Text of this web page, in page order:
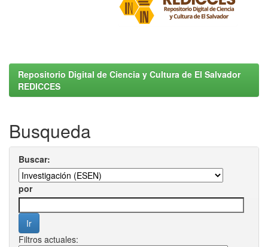
Repositorio Digital de Ciencia y Cultura de El Salvador
REDICCES
Busqueda
Buscar:
por
Filtros actuales: